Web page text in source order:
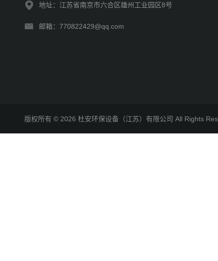
地址：江苏省南京市六合区雄州工业园区8号
邮箱：770822429@qq.com
版权所有 © 2026 杜安环保设备（江苏）有限公司 All Rights